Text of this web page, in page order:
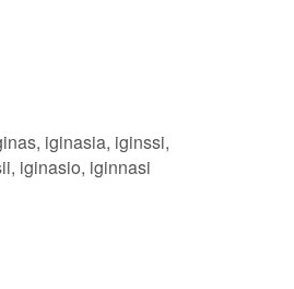
iginasia, iginssi,
iginasio, iginnasi